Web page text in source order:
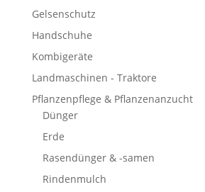
Gelsenschutz
Handschuhe
Kombigeräte
Landmaschinen - Traktore
Pflanzenpflege & Pflanzenanzucht
Dünger
Erde
Rasendünger & -samen
Rindenmulch